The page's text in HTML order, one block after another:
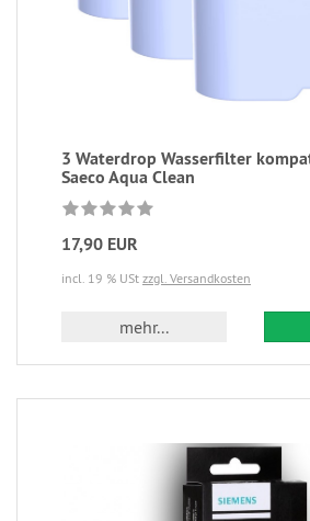
3 Waterdrop Wasserfilter
Saeco Aqua Clean
17,90 EUR
incl. 19 % USt zzgl. Versandkosten
mehr...